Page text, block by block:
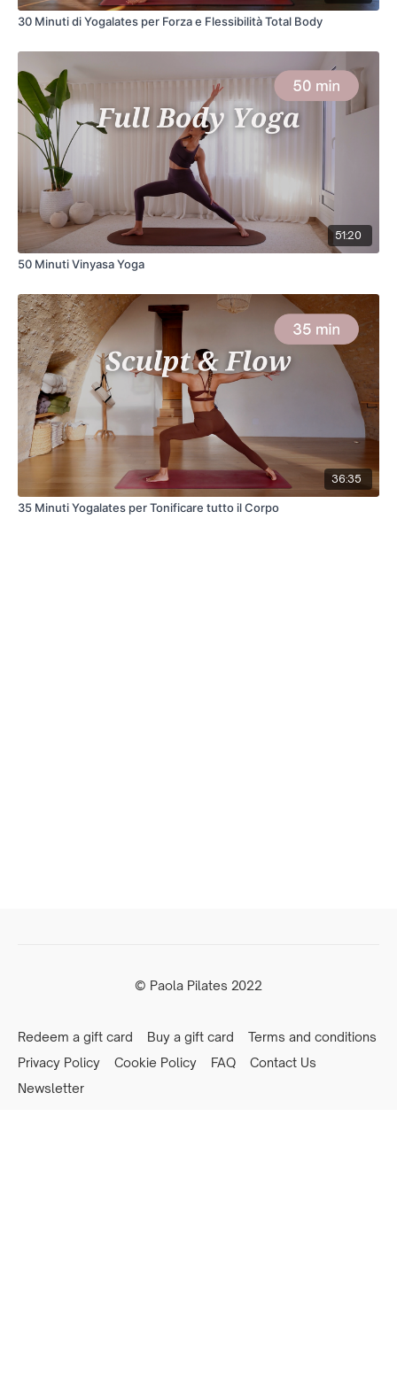
30 Minuti di Yogalates per Forza e Flessibilità Total Body
51:20
50 Minuti Vinyasa Yoga
36:35
35 Minuti Yogalates per Tonificare tutto il Corpo
© Paola Pilates 2022
Redeem a gift card Buy a gift card
Terms and conditions
Privacy Policy
Cookie Policy FAQ
Contact Us
Newsletter